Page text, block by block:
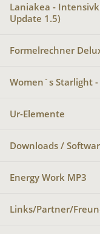
Laniakea -
Update 1.5)
Formelrechner
Women´s Starlight -
Ur-Elemente
Downloads /
Energy Work MP3
Links/Partner/